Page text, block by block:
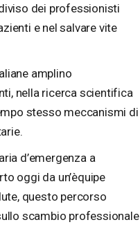
dei professionisti
e nel salvare vite
amplino
nella ricerca scientifica
stesso meccanismi di
d’emergenza a
oggi da un’èquipe
questo percorso
scambio professionale